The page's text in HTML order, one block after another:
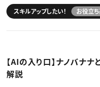
スキルアップしたい！
デザイン
編集・ライティング
マーケティング
ディレクション
業界解説・キャリア事情
TOP Creator’s コラム
Webクリエイター
アプリクリエイター
ゲームクリエイター
映像クリエイター
セミナー
スキルアップしたい！ お役立
【AIの入り口】ナノバナ
解説